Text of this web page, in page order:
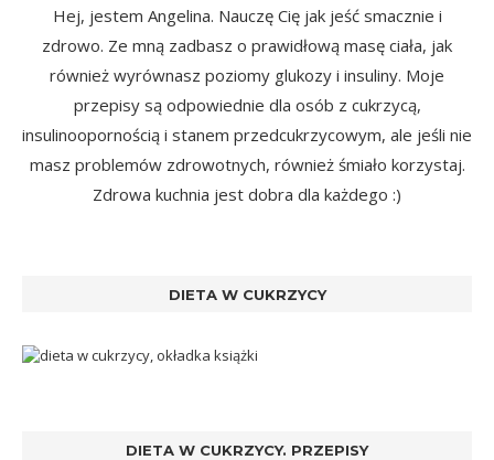
Hej, jestem Angelina. Nauczę Cię jak jeść smacznie i
zdrowo. Ze mną zadbasz o prawidłową masę ciała, jak
również wyrównasz poziomy glukozy i insuliny. Moje
przepisy są odpowiednie dla osób z cukrzycą,
insulinoopornością i stanem przedcukrzycowym, ale jeśli nie
masz problemów zdrowotnych, również śmiało korzystaj.
Zdrowa kuchnia jest dobra dla każdego :)
DIETA W CUKRZYCY
DIETA W CUKRZYCY. PRZEPISY